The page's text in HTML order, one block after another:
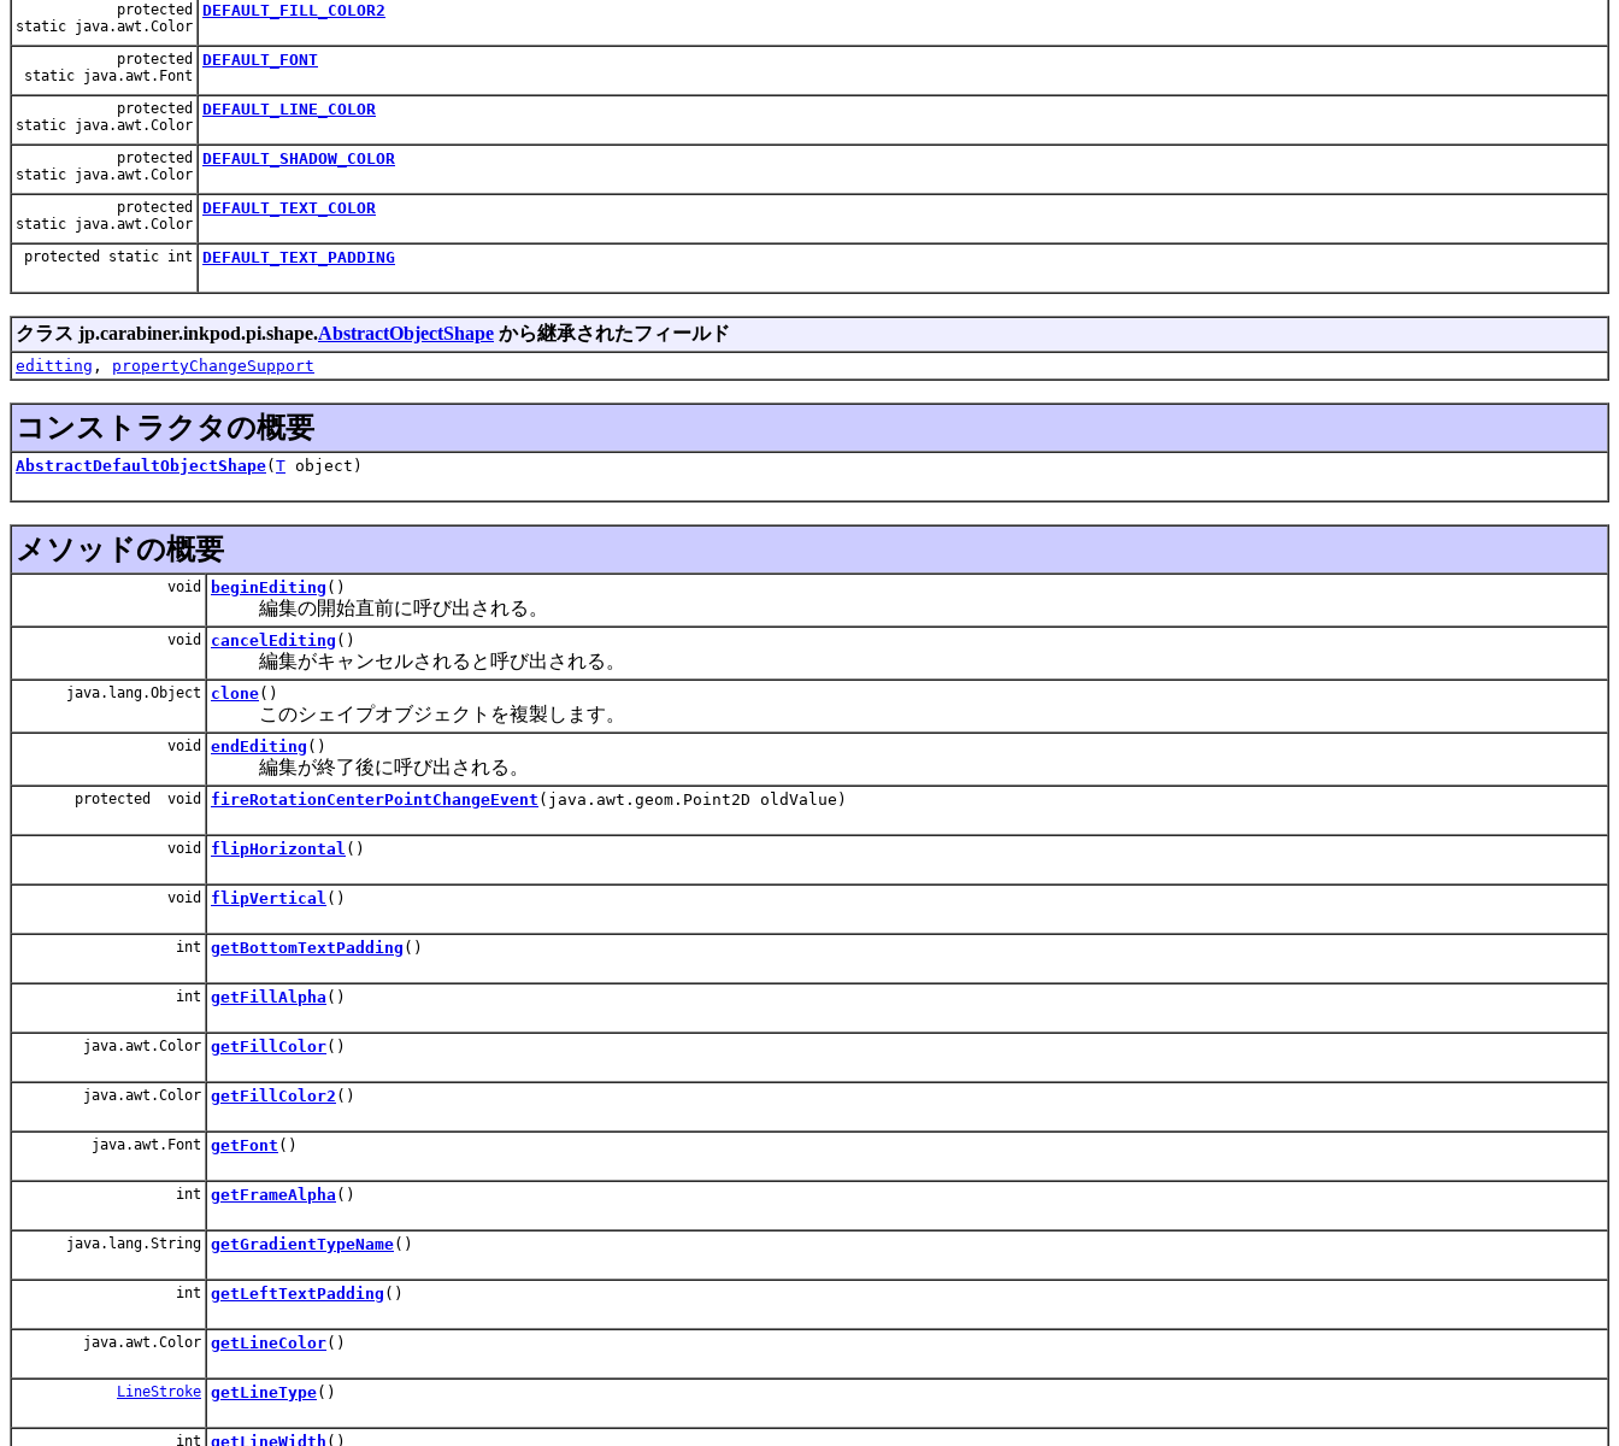
protected
static java.awt.Color
DEFAULT_FILL_COLOR2
protected
static java.awt.Font
DEFAULT_FONT
protected
static java.awt.Color
DEFAULT_LINE_COLOR
protected
static java.awt.Color
DEFAULT_SHADOW_COLOR
protected
static java.awt.Color
DEFAULT_TEXT_COLOR
protected static int DEFAULT_TEXT_PADDING
クラス jp.carabiner.inkpod.pi.shape.AbstractObjectShape から継承されたフィールド
editting , propertyChangeSupport
コンストラクタの概要
AbstractDefaultObjectShape( T object)
メソッドの概要
void beginEditing ()
編集の開始直前に呼び出される。
void cancelEditing ()
編集がキャンセルされると呼び出される。
java.lang.Object clone()
このシェイプオブジェクトを複製します。
void endEditing ()
編集が終了後に呼び出される。
protected void fireRotationCenterPointChangeEvent (java.awt.geom.Point2D oldValue)
void flipHorizontal ()
void flipVertical ()
int getBottomTextPadding ()
int getFillAlpha ()
java.awt.Color getFillColor()
java.awt.Color getFillColor2 ()
java.awt.Font getFont ()
int getFrameAlpha ()
java.lang.String getGradientTypeName()
int getLeftTextPadding ()
java.awt.Color getLineColor()
LineStroke getLineType()
int getLineWidth ()